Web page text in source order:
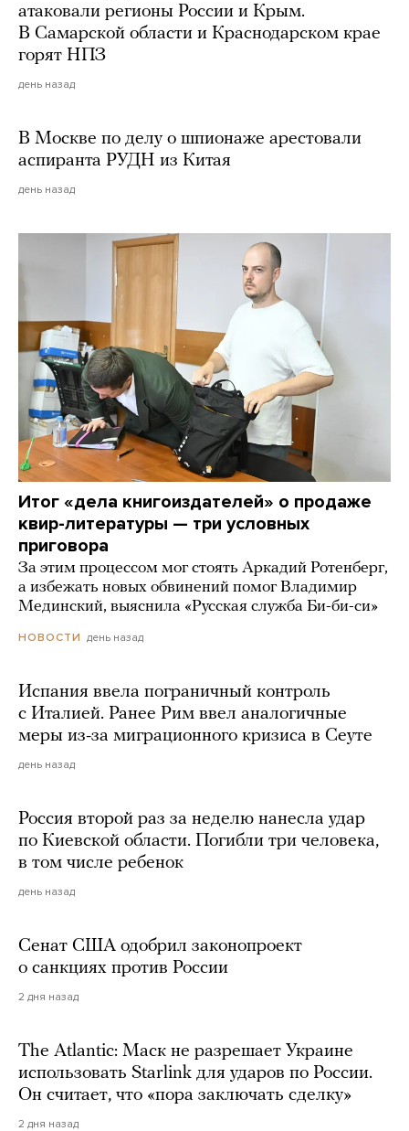
атаковали регионы России и Крым.
В Самарской области и Краснодарском крае
горят НПЗ
день назад
В Москве по делу о шпионаже арестовали
аспиранта РУДН из Китая
день назад
Итог «дела книгоиздателей» о продаже
квир-литературы — три условных
приговора
За этим процессом мог стоять Аркадий Ротенберг,
а избежать новых обвинений помог Владимир
Мединский, выяснила «Русская служба Би-би-си»
НОВОСТИ день назад
Испания ввела пограничный контроль
с Италией. Ранее Рим ввел аналогичные
меры из-за миграционного кризиса в Сеуте
день назад
Россия второй раз за неделю нанесла удар
по Киевской области. Погибли три человека,
в том числе ребенок
день назад
Сенат США одобрил законопроект
о санкциях против России
2 дня назад
The Atlantic: Маск не разрешает Украине
использовать Starlink для ударов по России.
Он считает, что «пора заключать сделку»
2 дня назад